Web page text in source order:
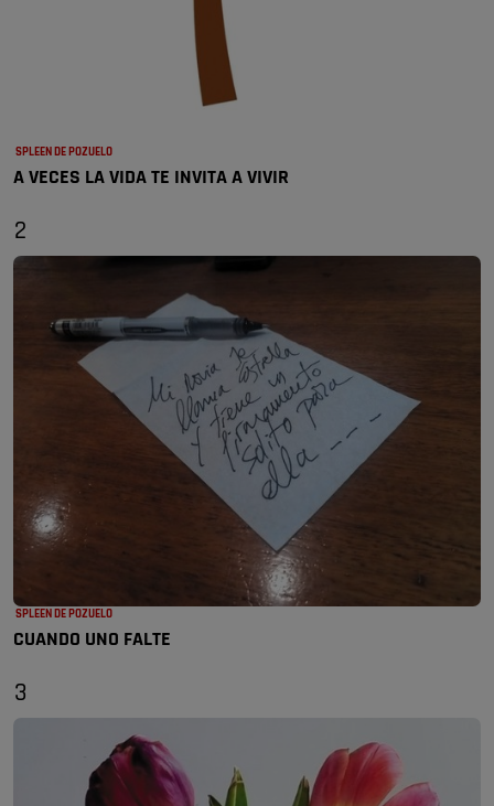
SPLEEN DE POZUELO
A VECES LA VIDA TE INVITA A VIVIR
2
SPLEEN DE POZUELO
CUANDO UNO FALTE
3